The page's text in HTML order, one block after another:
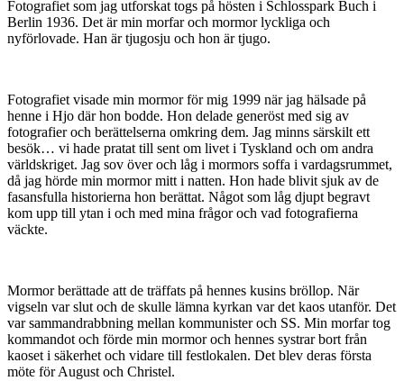
Fotografiet som jag utforskat togs på hösten i Schlosspark Buch i
Berlin 1936. Det är min morfar och mormor lyckliga och
nyförlovade. Han är tjugosju och hon är tjugo.
Fotografiet visade min mormor för mig 1999 när jag hälsade på
henne i Hjo där hon bodde. Hon delade generöst med sig av
fotografier och berättelserna omkring dem. Jag minns särskilt ett
besök… vi hade pratat till sent om livet i Tyskland och om andra
världskriget. Jag sov över och låg i mormors soffa i vardagsrummet,
då jag hörde min mormor mitt i natten. Hon hade blivit sjuk av de
fasansfulla historierna hon berättat. Något som låg djupt begravt
kom upp till ytan i och med mina frågor och vad fotografierna
väckte.
Mormor berättade att de träffats på hennes kusins bröllop. När
vigseln var slut och de skulle lämna kyrkan var det kaos utanför. Det
var sammandrabbning mellan kommunister och SS. Min morfar tog
kommandot och förde min mormor och hennes systrar bort från
kaoset i säkerhet och vidare till festlokalen. Det blev deras första
möte för August och Christel.